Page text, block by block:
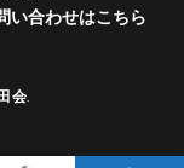
い合わせはこちら
会